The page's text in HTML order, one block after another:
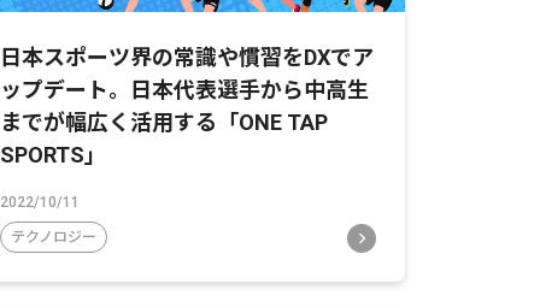
日本スポーツ界の常識や慣習をDXでア
ップデート。日本代表選手から中高生
までが幅広く活用する「ONE TAP
SPORTS」
2022/10/11
テクノロジー